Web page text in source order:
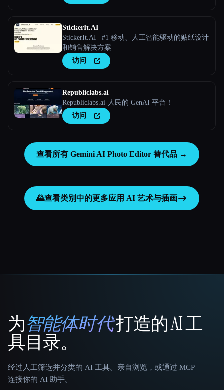
StickerIt.AI
StickerIt.AI | #1 移动、人工智能驱动的贴纸设计
和销售解决方案
访问
Republiclabs.ai
Republiclabs.ai-人民的 GenAI 平台！
访问
查看所有 Gemini AI Photo Editor 替代品 →
🌄查看类别中的更多应用 AI 艺术与插画
That AI Collection
为智能体时代打造的 AI 工
具目录。
经过人工筛选并分类的 AI 工具。亲自浏览，或通过 MCP
连接你的 AI 助手。